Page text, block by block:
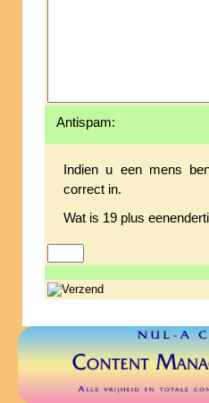
Antispam:
Indien u een mens
correct in.
Wat is 19 plus